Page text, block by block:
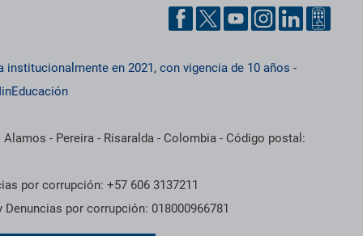
institucionalmente en 2021, con vigencia de 10 años -
Alamos - Pereira - Risaralda - Colombia - Código postal:
por corrupción: +57 606 3137211
por corrupción: 018000966781